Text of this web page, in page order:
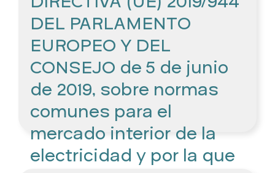
Introduce el concepto de «Comunidades de
energía renovable» (CER): artículo 2.16
(definición) y art.22.
DEL PARLAMENTO
EUROPEO Y DEL
CONSEJO de 5 de junio
de 2019, sobre normas
comunes para el
mercado interior de la
electricidad y por la que